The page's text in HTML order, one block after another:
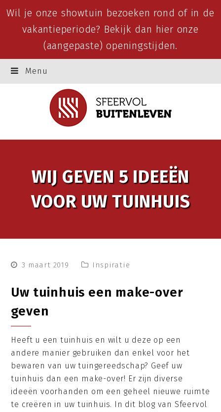
Wil je onze showtuin bezoeken rond of in de
vakantieperiode? Bekijk dan hier onze
(aangepaste) openingstijden.
Menu
WIJ GEVEN 5 IDEEËN
VOOR UW TUINHUIS
3 maart 2019 Inspiratie
Uw tuinhuis een make-over
geven
Heeft u een tuinhuis en wilt u deze op een
andere manier gebruiken dan enkel voor het
bewaren van uw tuingereedschap? Geef uw
tuinhuis dan een make-over! Er zijn diverse
ideeën voorhanden om een geheel nieuwe ruimte
te creëren in uw tuinhuis. In dit blog van Sfeervol